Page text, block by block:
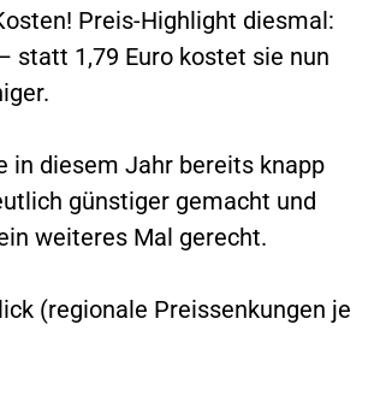
Preis-Highlight diesmal:
statt 1,79 Euro kostet sie nun
in diesem Jahr bereits knapp
günstiger gemacht und
weiteres Mal gerecht.
(regionale Preissenkungen je